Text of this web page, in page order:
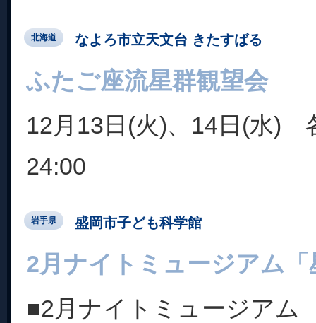
北海道 なよろ市立天文台 きたすばる
ふたご座流星群観望会
12月13日(火)、14日(水)
24:00
岩手県 盛岡市子ども科学館
2月ナイトミュージアム
■2月ナイトミュージア